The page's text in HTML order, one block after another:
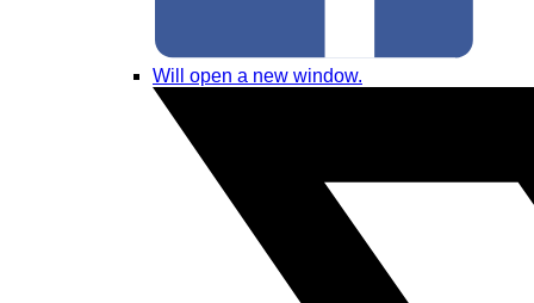
Will open a new window.